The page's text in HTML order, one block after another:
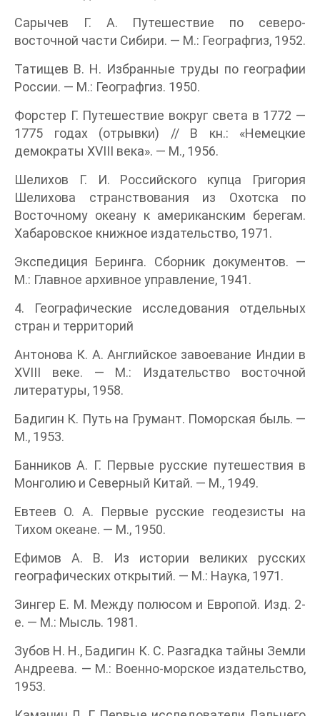
Сарычев Г. А. Путешествие по северо-
восточной части Сибири. — М.: Географгиз, 1952.
Татищев В. Н. Избранные труды по географии
России. — М.: Географгиз. 1950.
Форстер Г. Путешествие вокруг света в 1772 —
1775 годах (отрывки) // В кн.: «Немецкие
демократы XVIII века». — М., 1956.
Шелихов Г. И. Российского купца Григория
Шелихова странствования из Охотска по
Восточному океану к американским берегам.
Хабаровское книжное издательство, 1971.
Экспедиция Беринга. Сборник документов. —
М.: Главное архивное управление, 1941.
4. Географические исследования отдельных
стран и территорий
Антонова К. А. Английское завоевание Индии в
XVIII веке. — М.: Издательство восточной
литературы, 1958.
Бадигин К. Путь на Грумант. Поморская быль. —
М., 1953.
Банников А. Г. Первые русские путешествия в
Монголию и Северный Китай. — М., 1949.
Евтеев О. А. Первые русские геодезисты на
Тихом океане. — М., 1950.
Ефимов А. В. Из истории великих русских
географических открытий. — М.: Наука, 1971.
Зингер Е. М. Между полюсом и Европой. Изд. 2-
е. — М.: Мысль. 1981.
Зубов Н. Н., Бадигин К. С. Разгадка тайны Земли
Андреева. — М.: Военно-морское издательство,
1953.